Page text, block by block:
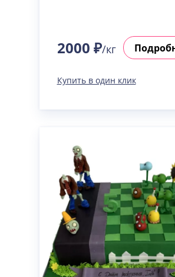
2000 ₽/кг
Купить в один клик